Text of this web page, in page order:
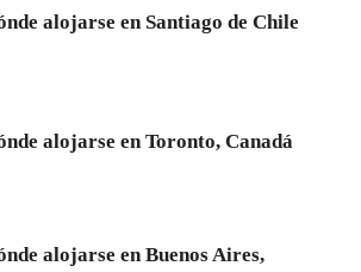
alojarse en Santiago de Chile
alojarse en Toronto, Canadá
alojarse en Buenos Aires,